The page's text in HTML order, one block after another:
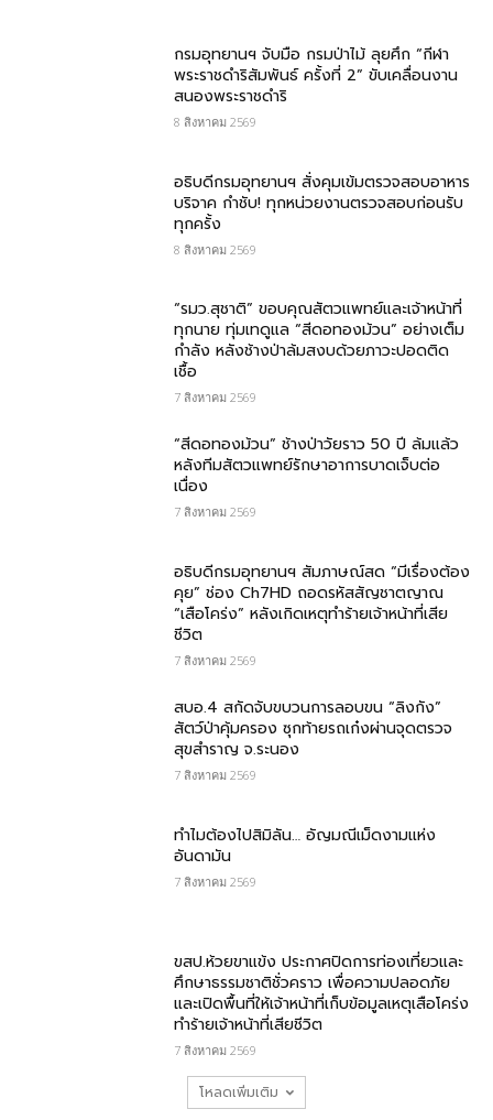
กรมอุทยานฯ จับมือ กรมป่าไม้ ลุยศึก “กีฬา
พระราชดำริสัมพันธ์ ครั้งที่ 2” ขับเคลื่อนงาน
สนองพระราชดำริ
8 สิงหาคม 2569
อธิบดีกรมอุทยานฯ สั่งคุมเข้มตรวจสอบอาหาร
บริจาค​ กำชับ! ทุกหน่วยงานตรวจสอบก่อนรับ
ทุกครั้ง
8 สิงหาคม 2569
“รมว.สุชาติ” ขอบคุณสัตวแพทย์และเจ้าหน้าที่
ทุกนาย ทุ่มเทดูแล “สีดอทองม้วน” อย่างเต็ม
กำลัง หลังช้างป่าล้มสงบด้วยภาวะปอดติด
เชื้อ
7 สิงหาคม 2569
“สีดอทองม้วน” ช้างป่าวัยราว 50 ปี ล้มแล้ว
หลังทีมสัตวแพทย์รักษาอาการบาดเจ็บต่อ
เนื่อง
7 สิงหาคม 2569
อธิบดีกรมอุทยานฯ สัมภาษณ์สด “มีเรื่องต้อง
คุย” ช่อง Ch7HD ถอดรหัสสัญชาตญาณ
“เสือโคร่ง” หลังเกิดเหตุทำร้ายเจ้าหน้าที่เสีย
ชีวิต
7 สิงหาคม 2569
สบอ.4 สกัดจับขบวนการลอบขน “ลิงกัง”
สัตว์ป่าคุ้มครอง ซุกท้ายรถเก๋งผ่านจุดตรวจ
สุขสำราญ จ.ระนอง
7 สิงหาคม 2569
ทำไมต้องไปสิมิลัน… อัญมณีเม็ดงามแห่ง
อันดามัน
7 สิงหาคม 2569
ขสป.ห้วยขาแข้ง ประกาศปิดการท่องเที่ยวและ
ศึกษาธรรมชาติชั่วคราว เพื่อความปลอดภัย
และเปิดพื้นที่ให้เจ้าหน้าที่เก็บข้อมูลเหตุเสือโคร่ง
ทำร้ายเจ้าหน้าที่เสียชีวิต
7 สิงหาคม 2569
โหลดเพิ่มเติม